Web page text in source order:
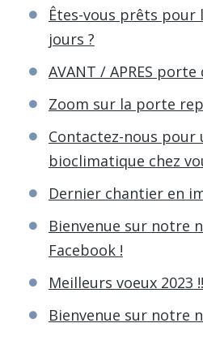
Êtes-vous prêts pour
jours ?
AVANT / APRES
Zoom sur la porte
Contactez-nous pour
bioclimatique chez
Dernier chantier en
Bienvenue sur notre
Facebook !
Meilleurs voeux 2023
Bienvenue sur notre